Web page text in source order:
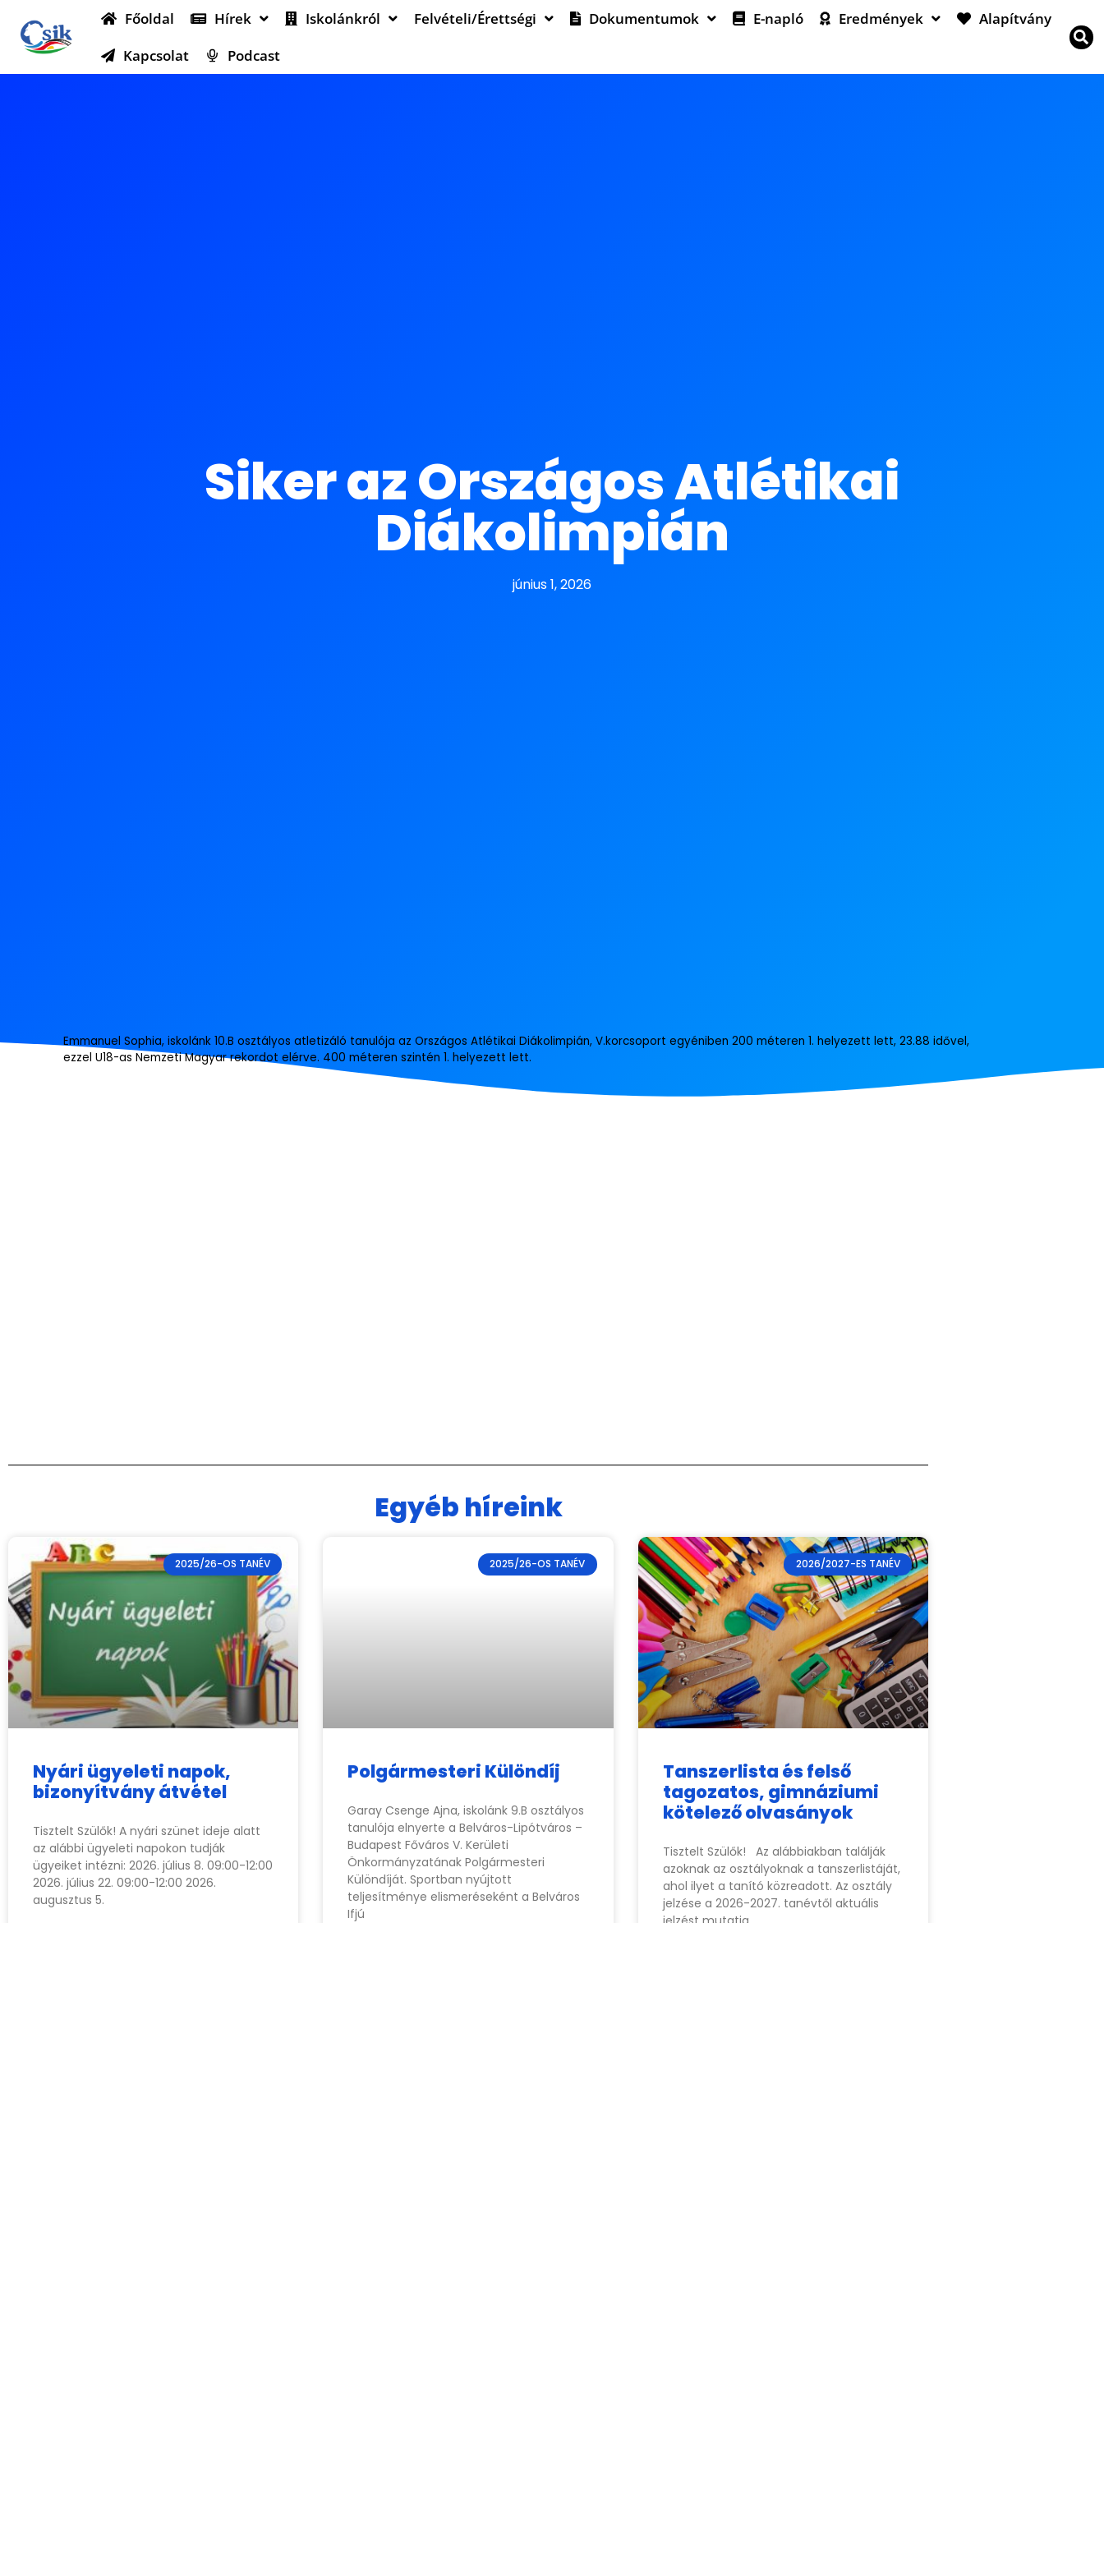
Főoldal Hírek Iskolánkról Felvételi/Érettségi Dokumentumok E-napló Eredmények
Alapítvány
Kapcsolat
Podcast
Siker az Országos Atlétikai
Diákolimpián
június 1, 2026
Emmanuel Sophia, iskolánk 10.B osztályos atletizáló tanulója az Országos Atlétikai Diákolimpián, V.korcsoport egyéniben 200 méteren 1. helyezett lett, 23.88 idővel,
ezzel U18-as Nemzeti Magyar rekordot elérve. 400 méteren szintén 1. helyezett lett.
Egyéb híreink
2025/26-OS TANÉV
Nyári ügyeleti napok,
bizonyítvány átvétel
Tisztelt Szülők! A nyári szünet ideje alatt
az alábbi ügyeleti napokon tudják
ügyeiket intézni: 2026. július 8. 09:00-12:00
2026. július 22. 09:00-12:00 2026.
augusztus 5.
2025/26-OS TANÉV
Polgármesteri Különdíj
Garay Csenge Ajna, iskolánk 9.B osztályos
tanulója elnyerte a Belváros-Lipótváros –
Budapest Főváros V. Kerületi
Önkormányzatának Polgármesteri
Különdíját. Sportban nyújtott
teljesítménye elismeréseként a Belváros
Ifjú
2026/2027-ES TANÉV
Tanszerlista és felső
tagozatos, gimnáziumi
kötelező olvasányok
Tisztelt Szülők! Az alábbiakban találják
azoknak az osztályoknak a tanszerlistáját,
ahol ilyet a tanító közreadott. Az osztály
jelzése a 2026-2027. tanévtől aktuális
jelzést mutatja.